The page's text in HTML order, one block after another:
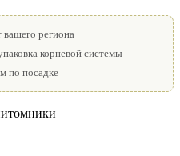
вашего региона
корневой системы
по посадке